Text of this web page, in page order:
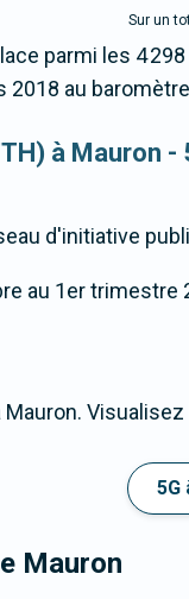
Sur un
parmi les 4
au
à Mauron -
d'initiative
au 1er
5G
Mauron